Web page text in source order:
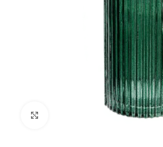
Klicken zum Vergrößern